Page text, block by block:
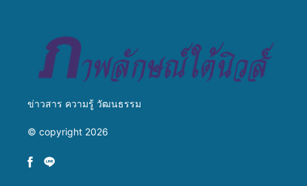
ข่าวสาร ความรู้ วัฒนธรรม
© copyright 2026